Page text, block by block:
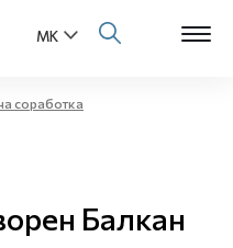
соработка
Балкан